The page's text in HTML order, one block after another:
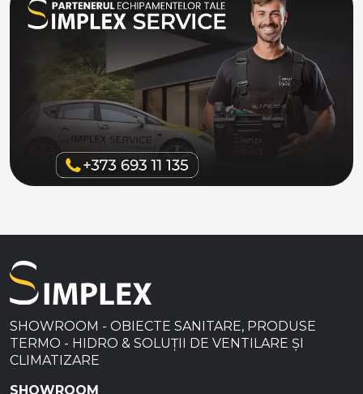
SHOWROOM - OBIECTE SANITARE, PRODUSE
TERMO - HIDRO & SOLUȚII DE VENTILARE ȘI
CLIMATIZARE
SHOWROOM